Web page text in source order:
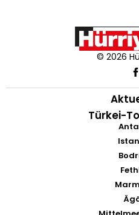
© 2026
Türkei-